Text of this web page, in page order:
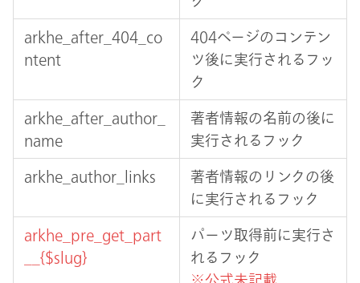
arkhe_after_404_co
ntent
404ページのコンテン
ツ後に実行されるフッ
ク
arkhe_after_author_
name
著者情報の名前の後に
実行されるフック
arkhe_author_links
著者情報のリンクの後
に実行されるフック
arkhe_pre_get_part
__{$slug}
パーツ取得前に実行さ
れるフック
※公式未記載